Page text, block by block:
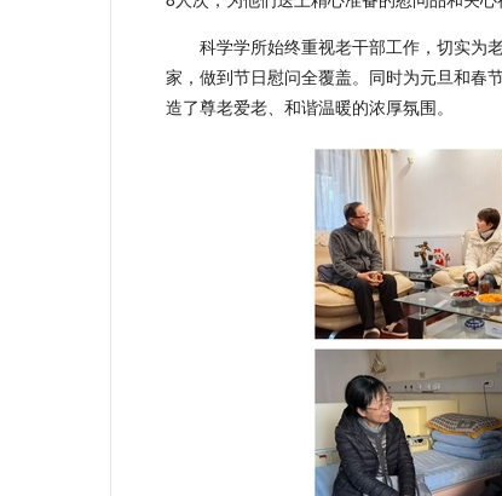
科学学所始终重视老干部工作，切实为
家，做到节日慰问全覆盖。同时为元旦和春
造了尊老爱老、和谐温暖的浓厚氛围。